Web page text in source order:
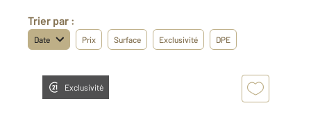
Trier par :
Date Prix Surface Exclusivité DPE
Exclusivité